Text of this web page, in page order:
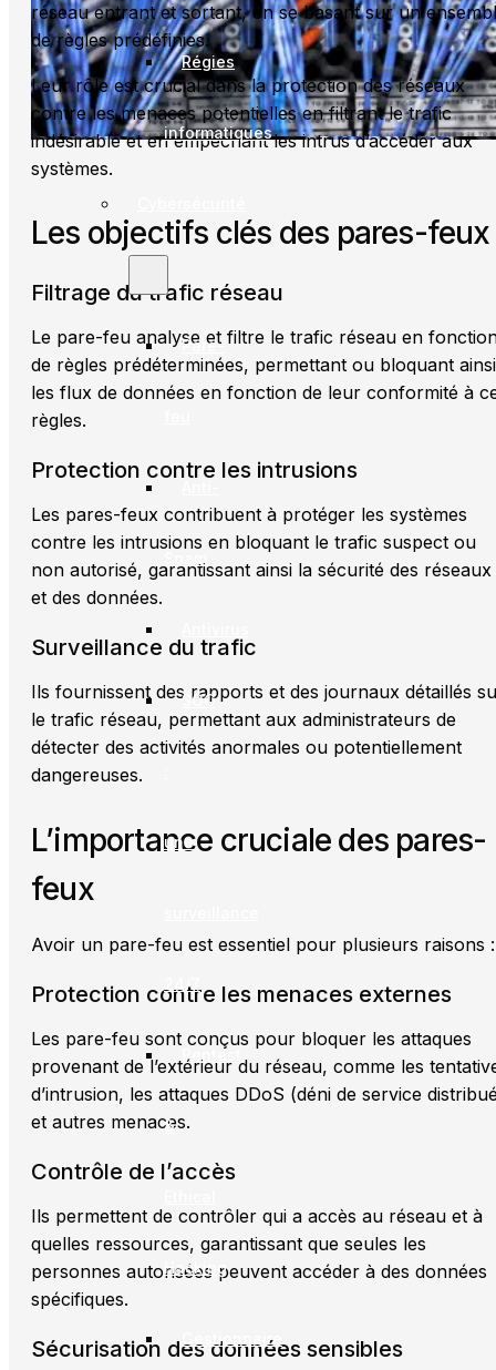
Régies
informatiques
Pare-
SOC
une
24/7
Pentest
&
Hacking
Gestionnaire
réseau entrant et sortant, en se basant sur un
de règles prédéfinies.
Leur rôle est crucial dans la protection des réseaux
contre les menaces potentielles en filtrant le trafic
indésirable et en empêchant les intrus d’accéder aux
systèmes.
Les objectifs clés des pares-feux
Filtrage du trafic réseau
Le pare-feu analyse et filtre le trafic réseau en
de règles prédéterminées, permettant ou bloquant ainsi
les flux de données en fonction de leur conformité à
règles.
Protection contre les intrusions
Les pares-feux contribuent à protéger les systèmes
contre les intrusions en bloquant le trafic suspect ou
non autorisé, garantissant ainsi la sécurité des réseaux
et des données.
Surveillance du trafic
Ils fournissent des rapports et des journaux détaillés
le trafic réseau, permettant aux administrateurs de
détecter des activités anormales ou potentiellement
dangereuses.
L’importance cruciale des pares-
feux
Avoir un pare-feu est essentiel pour plusieurs raisons :
Protection contre les menaces externes
Les pare-feu sont conçus pour bloquer les attaques
provenant de l’extérieur du réseau, comme les
d’intrusion, les attaques DDoS (déni de service
et autres menaces.
Contrôle de l’accès
Ils permettent de contrôler qui a accès au réseau et à
quelles ressources, garantissant que seules les
personnes autorisées peuvent accéder à des données
spécifiques.
Sécurisation des données sensibles